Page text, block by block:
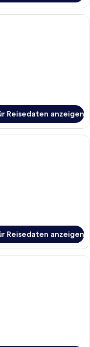
Bettwaren, Pillowtop-
Reisedaten anzeigen
mit einem großen
Reisedaten anzeigen